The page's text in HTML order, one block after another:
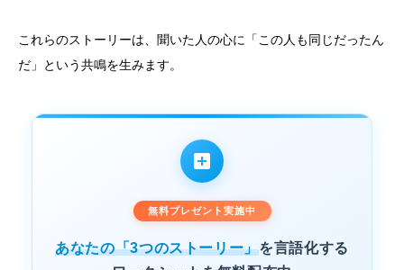
これらのストーリーは、聞いた人の心に「この人も同じだったん
だ」という共鳴を生みます。
無料プレゼント実施中
あなたの「3つのストーリー」を言語化する